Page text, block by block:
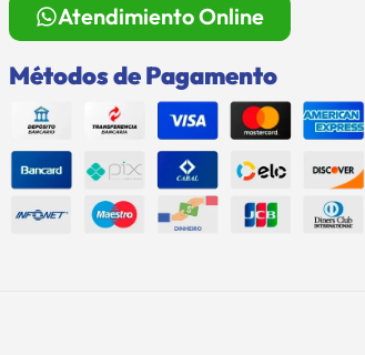
Atendimiento Online
Métodos de Pagamento